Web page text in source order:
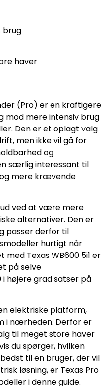
brug
haver
(Pro) er en kraftigere
mod mere intensiv brug
Den er et oplagt valg
men ikke vil gå for
og
særlig interessant til
mere krævende
ud ved at være mere
alternativer. Den er
passer derfor til
hurtigt når
Texas WB600 5i1 er
på selve
i højere grad satser på
elektriske platform,
i nærheden. Derfor er
til meget store haver
du spørger, hvilken
til en bruger, der vil
løsning, er Texas Pro
i denne guide.